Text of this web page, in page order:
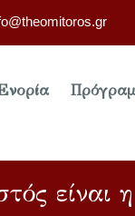
είναι